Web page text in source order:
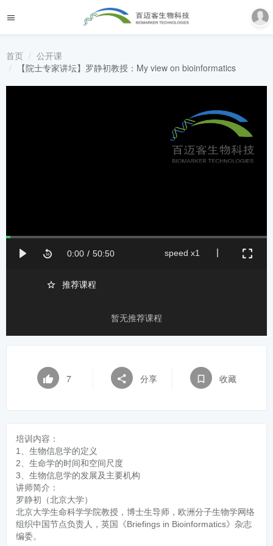
首页
公开课
【院士专家讲坛】罗静初教授：My view on bioinformatics
推荐课程
暂无推荐课程
7 分享 收藏
培训内容：
1、生物信息学的定义
2、生命学的时间和空间尺度
3、生物信息学的发展及主要机构
讲师简介：
罗静初（北京大学）
北京大学生命科学学院教授，博士生导师，欧洲分子生物学网络
组织中国节点负责人，英国《Briefings in Bioinformatics》杂志
编委。